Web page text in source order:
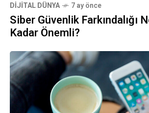
DIJITAL DÜNYA 7 ay önce
Siber Güvenlik Farkındalığı
Kadar Önemli?